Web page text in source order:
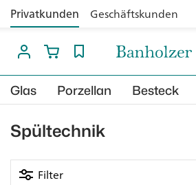
Privatkunden Geschäftskunden
Glas Porzellan Besteck
Spültechnik
Filter